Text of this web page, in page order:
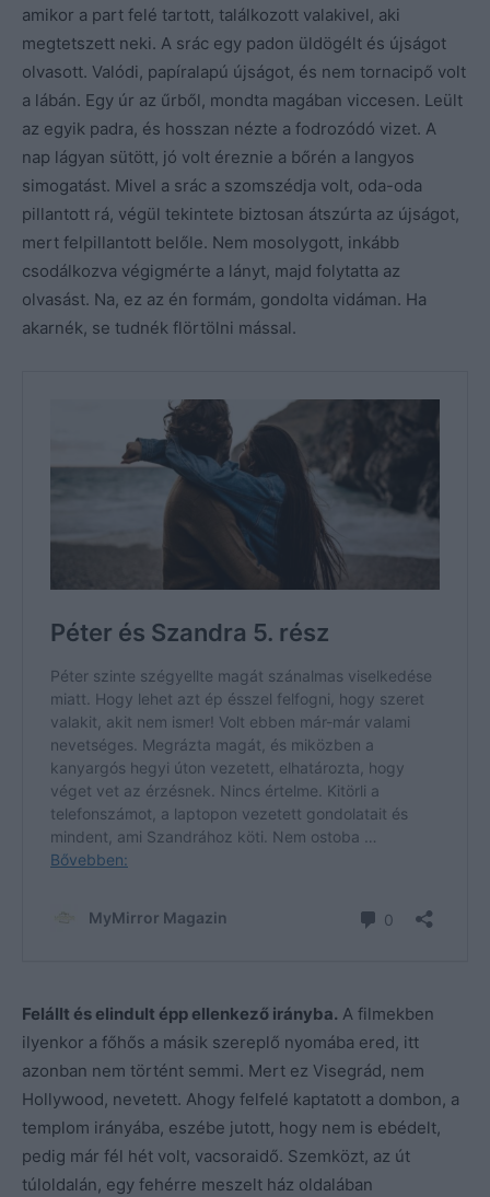
amikor a part felé tartott, találkozott valakivel, aki
megtetszett neki. A srác egy padon üldögélt és újságot
olvasott. Valódi, papíralapú újságot, és nem tornacipő volt
a lábán. Egy úr az űrből, mondta magában viccesen. Leült
az egyik padra, és hosszan nézte a fodrozódó vizet. A
nap lágyan sütött, jó volt éreznie a bőrén a langyos
simogatást. Mivel a srác a szomszédja volt, oda-oda
pillantott rá, végül tekintete biztosan átszúrta az újságot,
mert felpillantott belőle. Nem mosolygott, inkább
csodálkozva végigmérte a lányt, majd folytatta az
olvasást. Na, ez az én formám, gondolta vidáman. Ha
akarnék, se tudnék flörtölni mással.
Felállt és elindult épp ellenkező irányba. A filmekben
ilyenkor a főhős a másik szereplő nyomába ered, itt
azonban nem történt semmi. Mert ez Visegrád, nem
Hollywood, nevetett. Ahogy felfelé kaptatott a dombon, a
templom irányába, eszébe jutott, hogy nem is ebédelt,
pedig már fél hét volt, vacsoraidő. Szemközt, az út
túloldalán, egy fehérre meszelt ház oldalában